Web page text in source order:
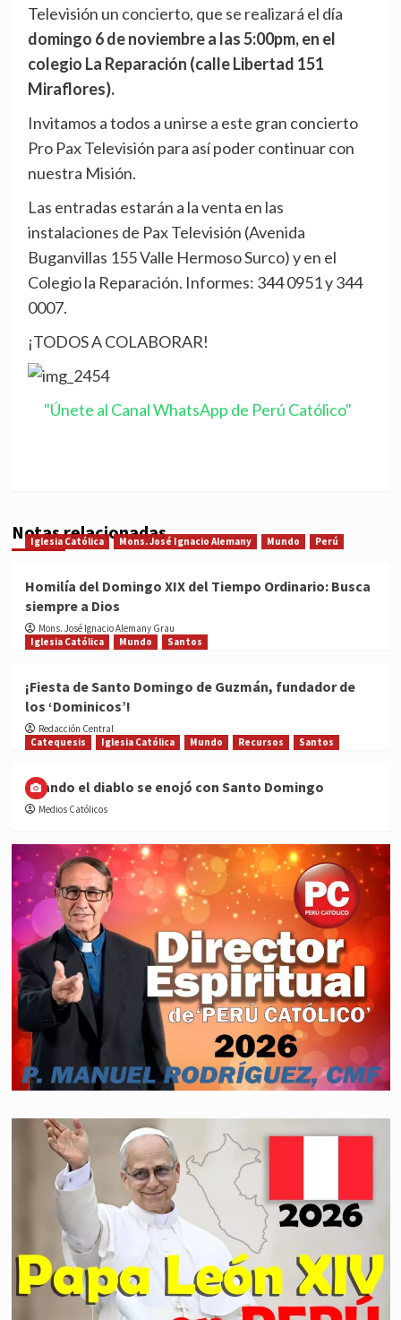
Televisión un concierto, que se realizará el día
domingo 6 de noviembre a las 5:00pm, en el
colegio La Reparación (calle Libertad 151
Miraflores).
Invitamos a todos a unirse a este gran concierto
Pro Pax Televisión para así poder continuar con
nuestra Misión.
Las entradas estarán a la venta en las
instalaciones de Pax Televisión (Avenida
Buganvillas 155 Valle Hermoso Surco) y en el
Colegio la Reparación. Informes: 344 0951 y 344
0007.
¡TODOS A COLABORAR!
"Únete al Canal WhatsApp de Perú Católico"
Notas relacionadas
Iglesia Católica Mons. José Ignacio Alemany Mundo Perú
Homilía del Domingo XIX del Tiempo Ordinario: Busca
siempre a Dios
Mons. José Ignacio Alemany Grau
Iglesia Católica
Mundo Santos
¡Fiesta de Santo Domingo de Guzmán, fundador de
los ‘Dominicos’!
Redacción Central
Catequesis
Iglesia Católica Mundo Recursos Santos
Cuando el diablo se enojó con Santo Domingo
Medios Católicos